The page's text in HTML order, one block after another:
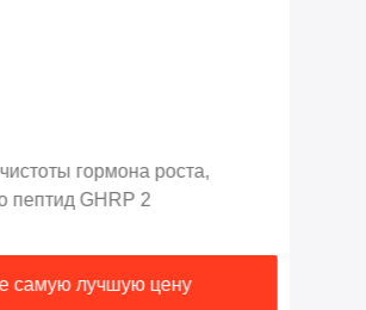
гормона роста,
пептид GHRP 2
самую лучшую цену